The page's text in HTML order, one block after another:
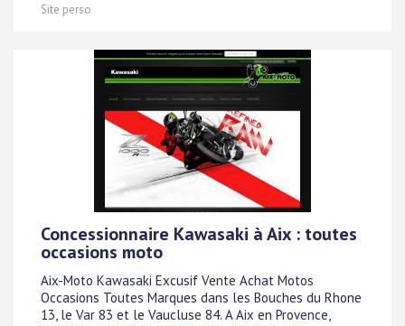
Site perso
Concessionnaire Kawasaki à Aix : toutes
occasions moto
Aix-Moto Kawasaki Excusif Vente Achat Motos
Occasions Toutes Marques dans les Bouches du Rhone
13, le Var 83 et le Vaucluse 84. A Aix en Provence,